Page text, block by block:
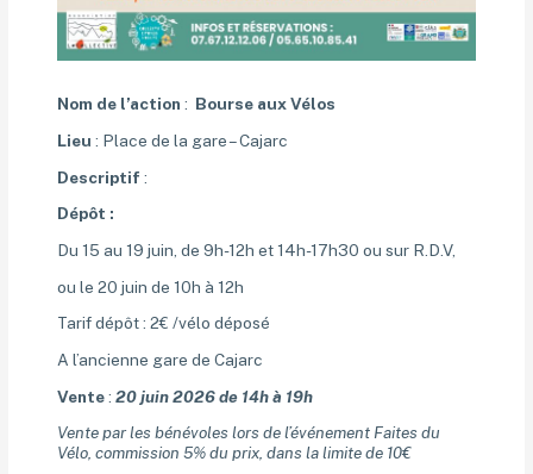
Nom de l’action : Bourse aux Vélos
Lieu : Place de la gare – Cajarc
Descriptif :
Dépôt :
Du 15 au 19 juin, de 9h-12h et 14h-17h30 ou sur R.D.V,
ou le 20 juin de 10h à 12h
Tarif dépôt : 2€ /vélo déposé
A l’ancienne gare de Cajarc
Vente:20 juin 2026 de 14h à 19h
Vente par les bénévoles lors de l’événement Faites du
Vélo, commission 5% du prix, dans la limite de 10€